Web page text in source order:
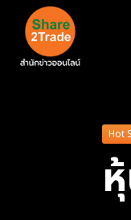
Hot